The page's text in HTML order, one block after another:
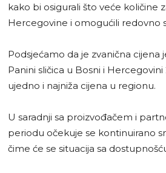
kako bi osigurali što veće količine
Hercegovine i omogućili redovno
Podsjećamo da je zvanična cijena
Panini sličica u Bosni i Hercegovini
ujedno i najniža cijena u regionu.
U saradnji sa proizvođačem i
periodu očekuje se kontinuirano
čime će se situacija sa